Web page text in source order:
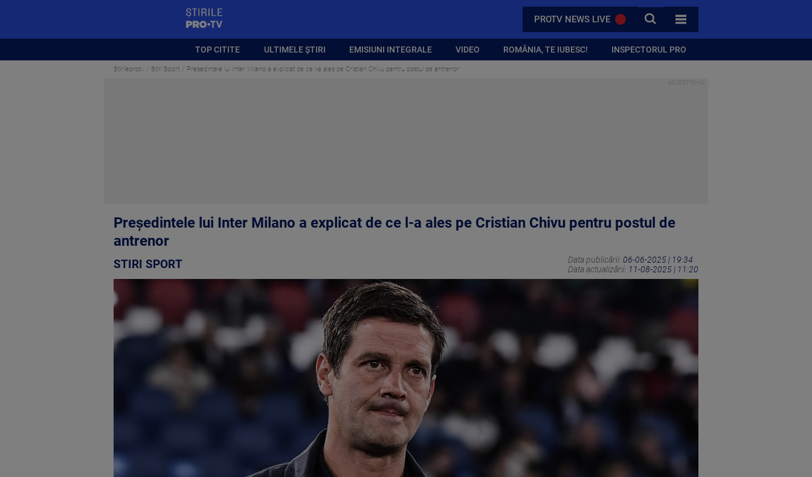
PROTV NEWS LIVE CAUTA
TOATE CATEGORIILE
TOP CITITE ULTIMELE ȘTIRI EMISIUNI INTEGRALE VIDEO ROMÂNIA, TE IUBESC! INSPECTORUL PRO
Stirileprotv Stiri Sport Preşedintele lui Inter Milano a explicat de ce l-a ales pe Cristian Chivu pentru postul de antrenor
Preşedintele lui Inter Milano a explicat de ce l-a ales pe Cristian Chivu pentru postul de
antrenor
STIRI SPORT Data publicării: 06-06-2025 | 19:34
Data actualizării: 11-08-2025 | 11:20